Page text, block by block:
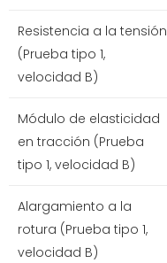
Resistencia a la tensión
(Prueba tipo 1,
velocidad B)
Módulo de elasticidad
en tracción (Prueba
tipo 1, velocidad B)
Alargamiento a la
rotura (Prueba tipo 1,
velocidad B)